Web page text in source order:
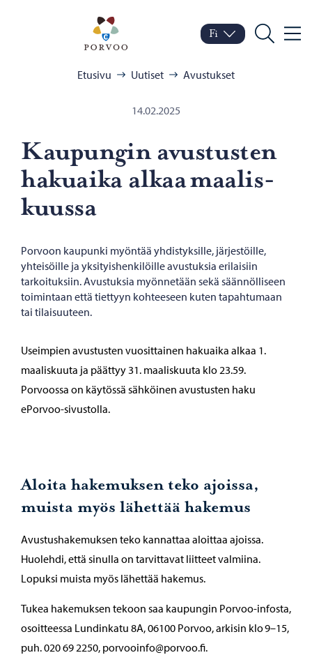
Porvoo – Siirry
Vaihda kieltä
Nykyinen kieli: Suomi
Fi
Hae
Etusivu Uutiset Avustukset
14.02.2025
Kau­pun­gin avus­tus­ten
ha­kuai­ka alkaa maa­lis­
kuus­sa
Porvoon kaupunki myöntää yhdistyksille, järjestöille,
yhteisöille ja yksityishenkilöille avustuksia erilaisiin
tarkoituksiin. Avustuksia myönnetään sekä säännölliseen
toimintaan että tiettyyn kohteeseen kuten tapahtumaan
tai tilaisuuteen.
Useimpien avustusten vuosittainen hakuaika alkaa 1.
maaliskuuta ja päättyy 31. maaliskuuta klo 23.59.
Porvoossa on käytössä sähköinen avustusten haku
ePorvoo-sivustolla.
Aloita hakemuksen teko ajoissa,
muista myös lähettää hakemus
Avustushakemuksen teko kannattaa aloittaa ajoissa.
Huolehdi, että sinulla on tarvittavat liitteet valmiina.
Lopuksi muista myös lähettää hakemus.
Tukea hakemuksen tekoon saa kaupungin Porvoo-infosta,
osoitteessa Lundinkatu 8A, 06100 Porvoo, arkisin klo 9–15,
puh. 020 69 2250, porvooinfo@porvoo.fi.